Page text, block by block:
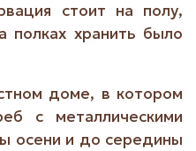
стоит на полу,
полках хранить было
доме, в котором
с металлическими
осени и до середины